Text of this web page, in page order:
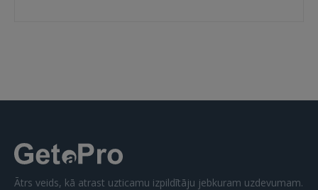
Ātrs veids, kā atrast uzticamu izpildītāju jebkuram uzdevumam.